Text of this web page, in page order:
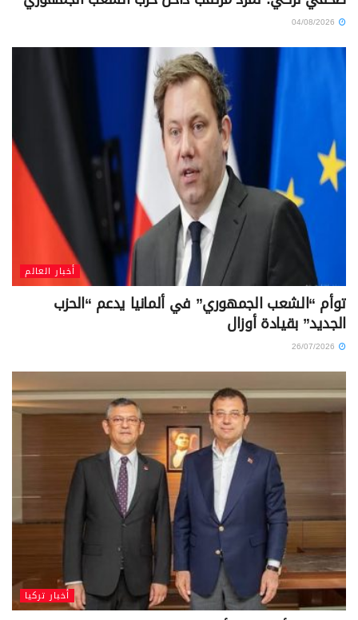
أخبار العالم
توأم “الشعب الجمهوري” في ألمانيا يدعم “الحزب
الجديد” بقيادة أوزال
أخبار تركيا